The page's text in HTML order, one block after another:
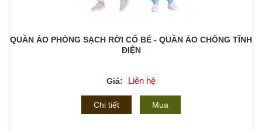
QUẦN ÁO PHÒNG SẠCH RỜI CỔ BẺ - QUẦN ÁO CHỐNG TĨNH
ĐIỆN
Giá: Liên hệ
Chi tiết Mua